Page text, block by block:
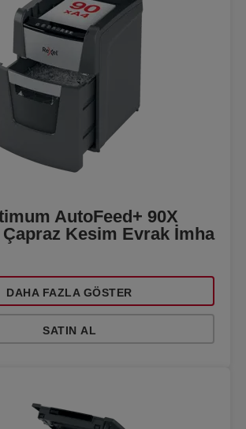
AutoFeed+ 90X
Kesim Evrak İmha
DAHA FAZLA GÖSTER
SATIN AL